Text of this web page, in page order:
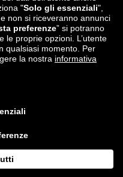
zalando-lounge.no
.